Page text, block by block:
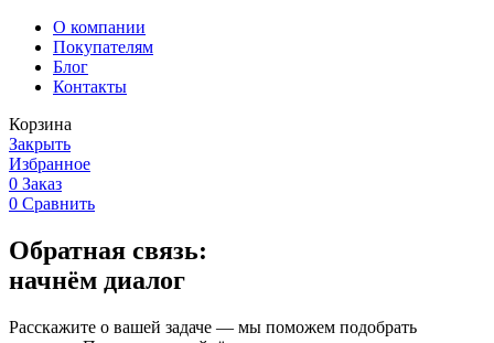
О компании
Покупателям
Блог
Контакты
Корзина
Закрыть
Избранное
0 Заказ
0 Сравнить
Обратная связь:
начнём диалог
Расскажите о вашей задаче — мы поможем подобрать